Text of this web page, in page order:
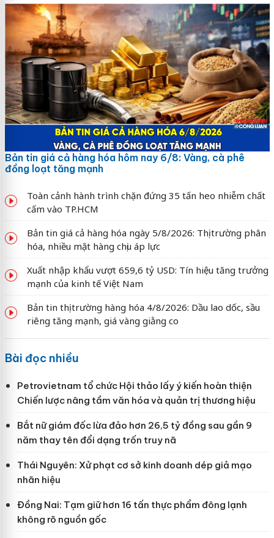
Bản tin giá cả hàng hóa hôm nay 6/8: Vàng, cà phê
đồng loạt tăng mạnh
Toàn cảnh hành trình chặn đứng 35 tấn heo nhiễm chất
cấm vào TP.HCM
Bản tin giá cả hàng hóa ngày 5/8/2026: Thị trường phân
hóa, nhiều mặt hàng chịu áp lực
Xuất nhập khẩu vượt 659,6 tỷ USD: Tín hiệu tăng trưởng
mạnh của kinh tế Việt Nam
Bản tin thị trường hàng hóa 4/8/2026: Dầu lao dốc, sầu
riêng tăng mạnh, giá vàng giằng co
Bài đọc nhiều
Petrovietnam tổ chức Hội thảo lấy ý kiến hoàn thiện
Chiến lược nâng tầm văn hóa và quản trị thương hiệu
Bắt nữ giám đốc lừa đảo hơn 26,5 tỷ đồng sau gần 9
năm thay tên đổi dạng trốn truy nã
Thái Nguyên: Xử phạt cơ sở kinh doanh dép giả mạo
nhãn hiệu
Đồng Nai: Tạm giữ hơn 16 tấn thực phẩm đông lạnh
không rõ nguồn gốc